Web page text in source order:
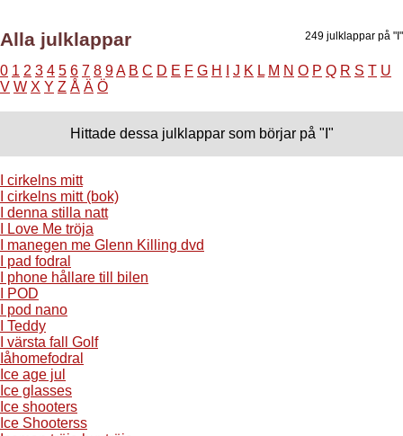
249 julklappar på "I"
Alla julklappar
0 1 2 3 4 5 6 7 8 9A B C D E F G H J K L M N O P Q R S T U
V W X Y Z Å Ä Ö
Hittade dessa julklappar som börjar på "I"
I cirkelns mitt
I cirkelns mitt (bok)
I denna stilla natt
I Love Me tröja
I manegen me Glenn Killing dvd
I pad fodral
I phone hållare till bilen
I POD
I pod nano
I Teddy
I värsta fall Golf
Iåhomefodral
Ice age jul
Ice glasses
Ice shooters
Ice Shooterss